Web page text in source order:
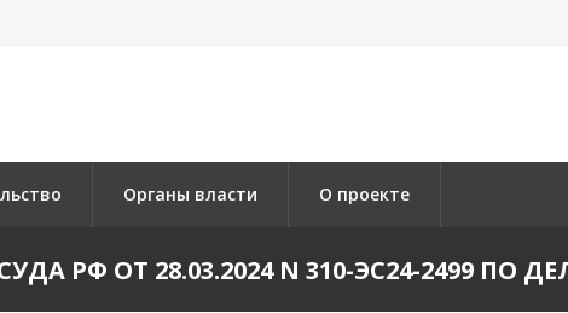
Органы власти О проекте
РФ ОТ 28.03.2024 N 310-ЭС24-2499 ПО